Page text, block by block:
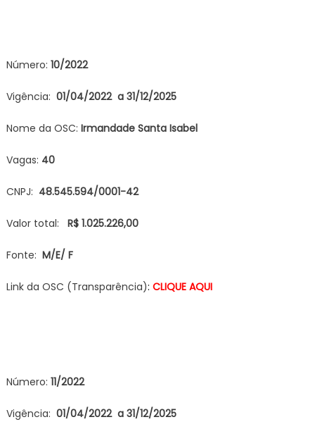
Número: 10/2022
Vigência: 01/04/2022 a 31/12/2025
Nome da OSC: Irmandade Santa Isabel
Vagas: 40
CNPJ: 48.545.594/0001-42
Valor total: R$ 1.025.226,00
Fonte: M/E/ F
Link da OSC (Transparência): CLIQUE AQUI
Número: 11/2022
Vigência: 01/04/2022 a 31/12/2025